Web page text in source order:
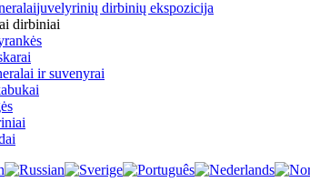
juvelyrinių dirbinių ekspozicija
dirbiniai
ir suvenyrai